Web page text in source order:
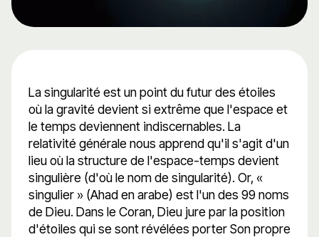
La singularité est un point du futur des étoiles
où la gravité devient si extrême que l'espace et
le temps deviennent indiscernables. La
relativité générale nous apprend qu'il s'agit d'un
lieu où la structure de l'espace-temps devient
singulière (d'où le nom de singularité). Or, «
singulier » (Ahad en arabe) est l'un des 99 noms
de Dieu. Dans le Coran, Dieu jure par la position
d'étoiles qui se sont révélées porter Son propre